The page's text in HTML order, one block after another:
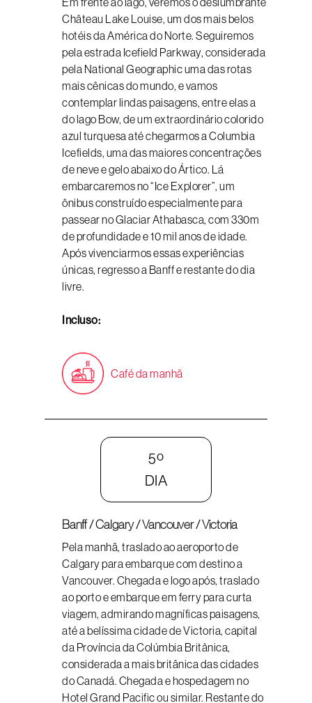
Château Lake Louise, um dos mais belos
hotéis da América do Norte. Seguiremos
pela estrada Icefield Parkway, considerada
pela National Geographic uma das rotas
mais cênicas do mundo, e vamos
contemplar lindas paisagens, entre elas a
do lago Bow, de um extraordinário colorido
azul turquesa até chegarmos a Columbia
Icefields, uma das maiores concentrações
de neve e gelo abaixo do Ártico. Lá
embarcaremos no “Ice Explorer”, um
ônibus construído especialmente para
passear no Glaciar Athabasca, com 330m
de profundidade e 10 mil anos de idade.
Após vivenciarmos essas experiências
únicas, regresso a Banff e restante do dia
livre.
Incluso:
Café da manhã
5º
DIA
Banff / Calgary / Vancouver / Victoria
Pela manhã, traslado ao aeroporto de
Calgary para embarque com destino a
Vancouver. Chegada e logo após, traslado
ao porto e embarque em ferry para curta
viagem, admirando magníficas paisagens,
até a belíssima cidade de Victoria, capital
da Província da Colúmbia Britânica,
considerada a mais britânica das cidades
do Canadá. Chegada e hospedagem no
Hotel Grand Pacific ou similar. Restante do